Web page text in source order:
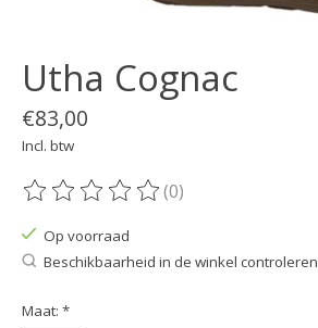
Utha Cognac
€83,00
Incl. btw
De beoordeling van dit product is
(0)
Op voorraad
Beschikbaarheid in de winkel controleren
Maat: *